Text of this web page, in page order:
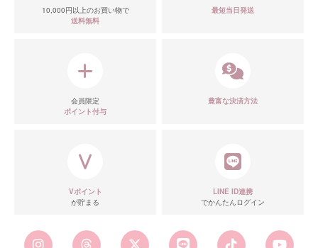
10,000円以上のお買い物で
送料無料
最短当日発送
会員限定
ポイント付与
豊富な決済方法
Vポイント
が貯まる
LINE ID連携
でかんたんログイン